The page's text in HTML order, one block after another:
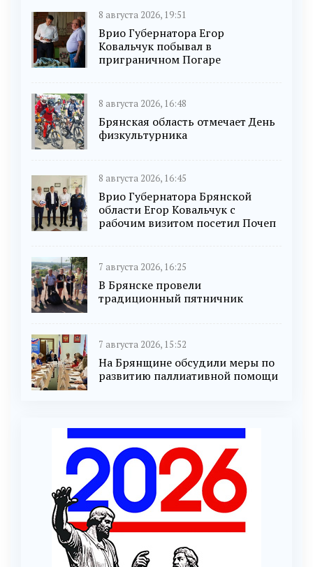
8 августа 2026, 19:51
Врио Губернатора Егор
Ковальчук побывал в
приграничном Погаре
8 августа 2026, 16:48
Брянская область отмечает День
физкультурника
8 августа 2026, 16:45
Врио Губернатора Брянской
области Егор Ковальчук с
рабочим визитом посетил Почеп
7 августа 2026, 16:25
В Брянске провели
традиционный пятничник
7 августа 2026, 15:52
На Брянщине обсудили меры по
развитию паллиативной помощи